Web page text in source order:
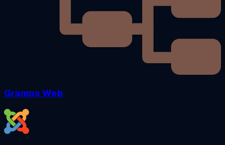
Gramps Web